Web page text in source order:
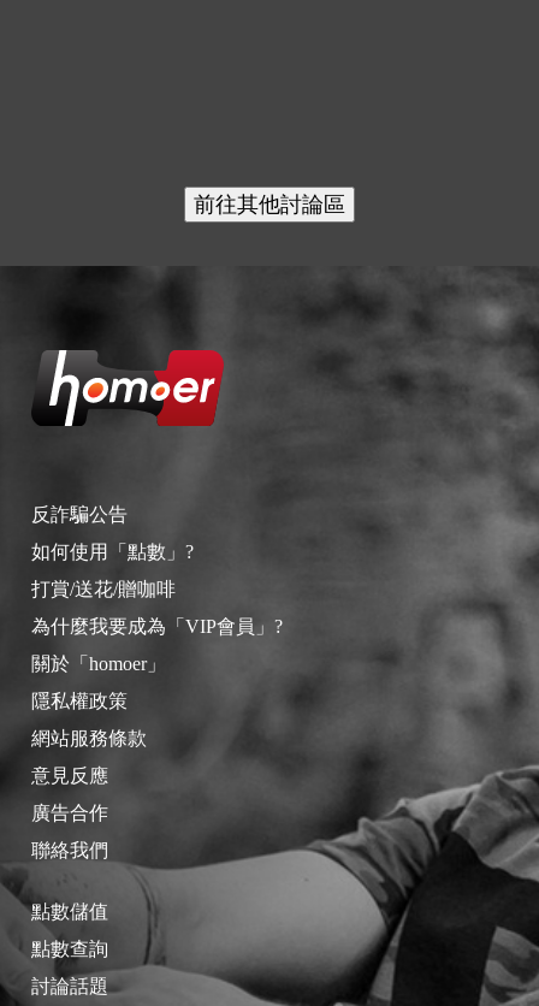
反詐騙公告
如何使用「點數」?
打賞/送花/贈咖啡
為什麼我要成為「VIP會員」?
關於「homoer」
隱私權政策
網站服務條款
意見反應
廣告合作
聯絡我們
點數儲值
點數查詢
討論話題